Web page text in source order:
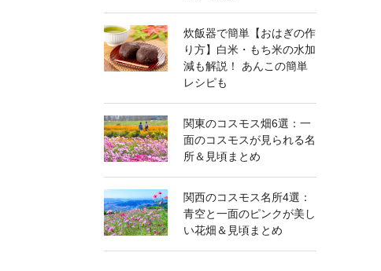
炊飯器で簡単【おはぎの作
り方】白米・もち米の水加
減も解説！ あんこの簡単
レシピも
関東のコスモス畑6選：一
面のコスモスが見られる名
所＆見頃まとめ
関西のコスモス名所4選：
青空と一面のピンクが美し
い花畑＆見頃まとめ